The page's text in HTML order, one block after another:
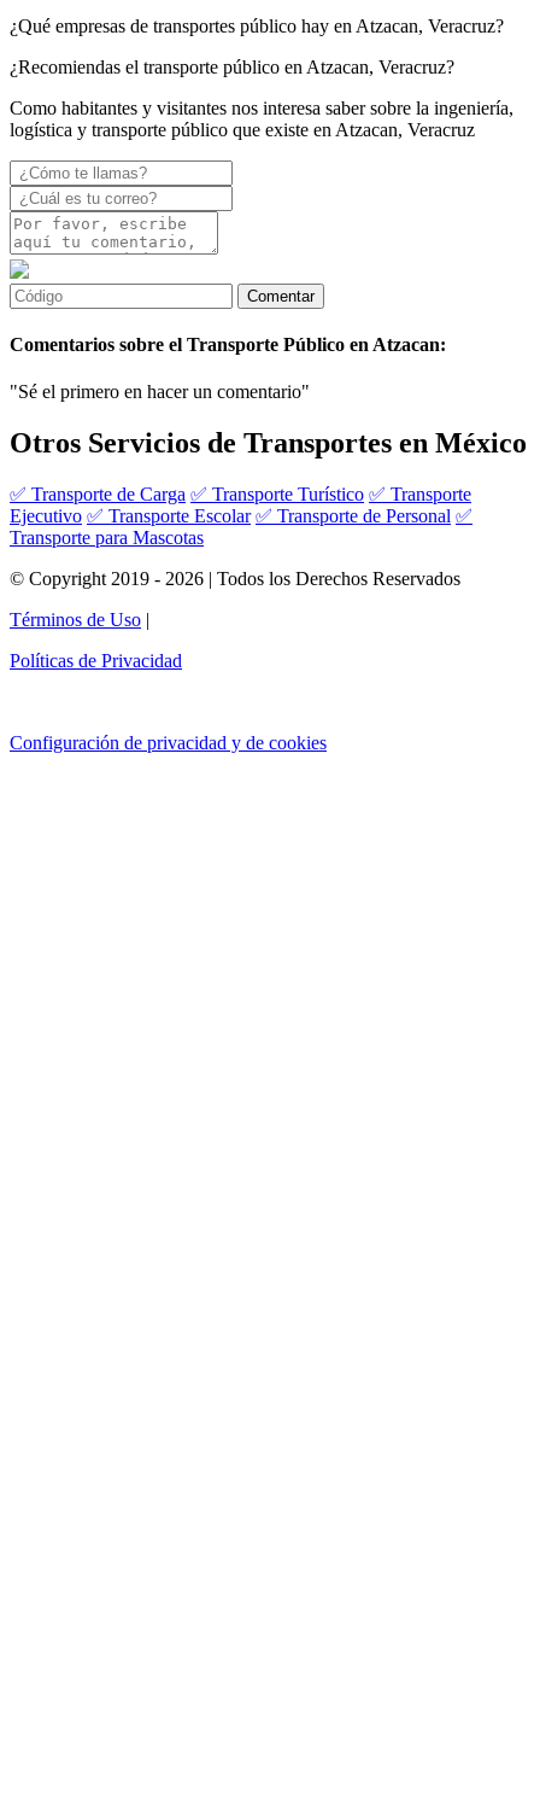
¿Qué empresas de transportes público hay en Atzacan, Veracruz?
¿Recomiendas el transporte público en Atzacan, Veracruz?
Como habitantes y visitantes nos interesa saber sobre la ingeniería,
logística y transporte público que existe en Atzacan, Veracruz
Comentarios sobre el Transporte Público en Atzacan:
"Sé el primero en hacer un comentario"
Otros Servicios de Transportes en México
✅ Transporte de Carga ✅ Transporte Turístico ✅ Transporte
Ejecutivo ✅ Transporte Escolar ✅ Transporte de Personal ✅
Transporte para Mascotas
© Copyright 2019 - 2026 | Todos los Derechos Reservados
Términos de Uso |
Políticas de Privacidad
Configuración de privacidad y de cookies